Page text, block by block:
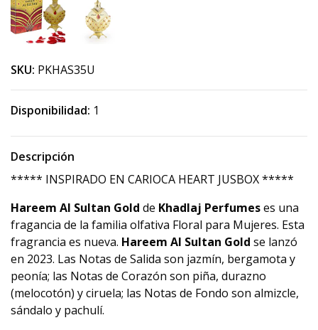
SKU: PKHAS35U
Disponibilidad: 1
Descripción
***** INSPIRADO EN CARIOCA HEART JUSBOX *****
Hareem Al Sultan Gold de Khadlaj Perfumeses una
fragancia de la familia olfativa Floral para Mujeres. Esta
fragrancia es nueva. Hareem Al Sultan Gold se lanzó
en 2023. Las Notas de Salida son jazmín, bergamota y
peonía; las Notas de Corazón son piña, durazno
(melocotón) y ciruela; las Notas de Fondo son almizcle,
sándalo y pachulí.